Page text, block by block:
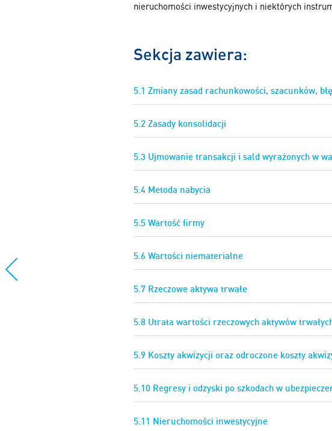
nieruchomości inwestycyjnych i niektórych
Sekcja zawiera:
5.1 Zmiany zasad rachunkowości, szacunków,
5.2 Zasady konsolidacji
5.3 Ujmowanie transakcji i sald wyrażonych w
5.4 Metoda nabycia
5.5 Wartość firmy
5.6 Wartości niematerialne
5.7 Rzeczowe aktywa trwałe
5.8 Utrata wartości rzeczowych aktywów
5.9 Koszty akwizycji oraz odroczone koszty
5.10 Regresy i odzyski po szkodach w
5.11 Nieruchomości inwestycyjne